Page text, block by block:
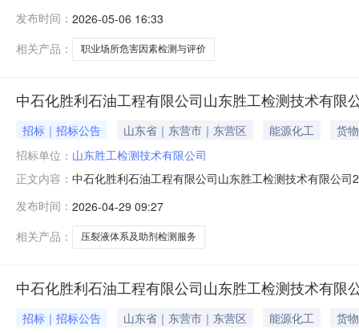
CA数字证书加密制作投标文件并投标。一、招标条件本
发布时间： 2026-05-06 16:33
相关产品：
职业场所危害因素检测与评价
中石化胜利石油工程有限公司山东胜工检测技术有
招标｜招标公告 山东省｜东营市｜东营区 能源化工
货物
招标单位： 山东胜工检测技术有限公司
正文内容： 中石化胜利石油工程有限公司山东胜工检测技术有限公
石化石油工程电子招标投标交易平台操作，请登录招标
发布时间： 2026-04-29 09:27
相关产品：
压裂液体系及助剂检测服务
中石化胜利石油工程有限公司山东胜工检测技术有
招标｜招标公告 山东省｜东营市｜东营区 能源化工
货物